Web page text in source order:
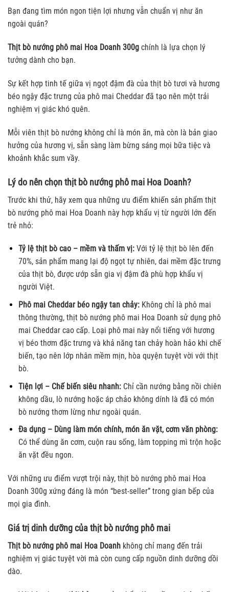
Bạn đang tìm món ngon tiện lợi nhưng vẫn chuẩn vị như ăn
ngoài quán?
Thịt bò nướng phô mai Hoa Doanh 300g chính là lựa chọn lý
tưởng dành cho bạn.
Sự kết hợp tinh tế giữa vị ngọt đậm đà của thịt bò tươi và hương
béo ngậy đặc trưng của phô mai Cheddar đã tạo nên một trải
nghiệm vị giác khó quên.
Mỗi viên thịt bò nướng không chỉ là món ăn, mà còn là bản giao
hưởng của hương vị, sẵn sàng làm bừng sáng mọi bữa tiệc và
khoảnh khắc sum vầy.
Lý do nên chọn thịt bò nướng phô mai Hoa Doanh?
Trước khi thử, hãy xem qua những ưu điểm khiến sản phẩm thịt
bò nướng phô mai Hoa Doanh này hợp khẩu vị từ người lớn đến
trẻ nhỏ:
Tỷ lệ thịt bò cao – mềm và thấm vị: Với tỷ lệ thịt bò lên đến
70%, sản phẩm mang lại độ ngọt tự nhiên, dai mềm đặc trưng
của thịt bò, được ướp sẵn gia vị đậm đà phù hợp khẩu vị
người Việt.
Phô mai Cheddar béo ngậy tan chảy: Không chỉ là phô mai
thông thường, thịt bò nướng phô mai Hoa Doanh sử dụng phô
mai Cheddar cao cấp. Loại phô mai này nổi tiếng với hương
vị béo thơm đặc trưng và khả năng tan chảy hoàn hảo khi chế
biến, tạo nên lớp nhân mềm mịn, hòa quyện tuyệt vời với thịt
bò.
Tiện lợi – Chế biến siêu nhanh: Chỉ cần nướng bằng nồi chiên
không dầu, lò nướng hoặc áp chảo không dính là đã có món
bò nướng thơm lừng như ngoài quán.
Đa dụng – Dùng làm món chính, món ăn vặt, cơm văn phòng:
Có thể dùng ăn cơm, cuộn rau sống, làm topping mì trộn hoặc
ăn vặt đều ngon.
Với những ưu điểm vượt trội này, thịt bò nướng phô mai Hoa
Doanh 300g xứng đáng là món “best-seller” trong gian bếp của
mọi gia đình.
Giá trị dinh dưỡng của thịt bò nướng phô mai
Thịt bò nướng phô mai Hoa Doanh không chỉ mang đến trải
nghiệm vị giác tuyệt vời mà còn cung cấp nguồn dinh dưỡng dồi
dào.